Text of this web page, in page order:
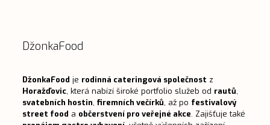
DžonkaFood
DžonkaFood je rodinná cateringová společnost z
Horažďovic, která nabízí široké portfolio služeb od rautů,
svatebních hostin, firemních večírků, až po festivalový
street food a občerstvení pro veřejné akce. Zajišťuje také